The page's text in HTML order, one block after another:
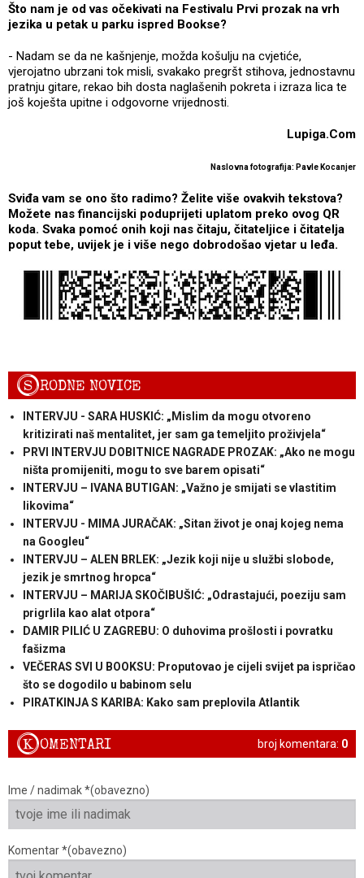
Što nam je od vas očekivati na Festivalu Prvi prozak na vrh
jezika u petak u parku ispred Bookse?
- Nadam se da ne kašnjenje, možda košulju na cvjetiće,
vjerojatno ubrzani tok misli, svakako pregršt stihova, jednostavnu
pratnju gitare, rekao bih dosta naglašenih pokreta i izraza lica te
još koješta upitne i odgovorne vrijednosti.
Lupiga.Com
Naslovna fotografija: Pavle Kocanjer
Sviđa vam se ono što radimo? Želite više ovakvih tekstova?
Možete nas financijski poduprijeti uplatom preko ovog QR
koda. Svaka pomoć onih koji nas čitaju, čitateljice i čitatelja
poput tebe, uvijek je i više nego dobrodošao vjetar u leđa.
SRODNE NOVICE
INTERVJU - SARA HUSKIĆ: „Mislim da mogu otvoreno
kritizirati naš mentalitet, jer sam ga temeljito proživjela“
PRVI INTERVJU DOBITNICE NAGRADE PROZAK: „Ako ne mogu
ništa promijeniti, mogu to sve barem opisati“
INTERVJU – IVANA BUTIGAN: „Važno je smijati se vlastitim
likovima“
INTERVJU - MIMA JURAČAK: „Sitan život je onaj kojeg nema
na Googleu“
INTERVJU – ALEN BRLEK: „Jezik koji nije u službi slobode,
jezik je smrtnog hropca“
INTERVJU – MARIJA SKOČIBUŠIĆ: „Odrastajući, poeziju sam
prigrlila kao alat otpora“
DAMIR PILIĆ U ZAGREBU: O duhovima prošlosti i povratku
fašizma
VEČERAS SVI U BOOKSU: Proputovao je cijeli svijet pa ispričao
što se dogodilo u babinom selu
PIRATKINJA S KARIBA: Kako sam preplovila Atlantik
broj komentara: 0
KOMENTARI
Ime / nadimak *(obavezno)
Komentar *(obavezno)